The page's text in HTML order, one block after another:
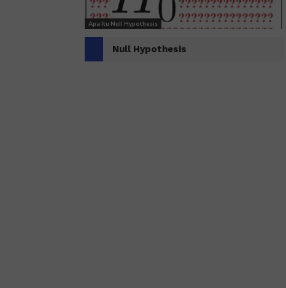
Apa Itu Null Hypothesis
Null Hypothesis